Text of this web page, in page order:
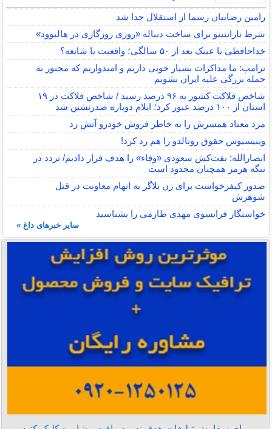
رامین رضاییان رسما از استقلال جدا شد
شرط تارانتینو برای ساخت دنباله «روزی روزگاری در هالیوود»
خداحافظی با عینک بعد از ۵۰ سالگی؛ واقعیت یا شایعه؟
ترامپ: ما مذاکرات بسیار خوبی داریم و امیدواریم که مجبور به
حمله بزرگی علیه ایران نشویم
شاخص فلاکت کشور به ۹۶ درصد رسید / شاخص فلاکت در ۱۹
استان از ۱۰۰ درصد عبور کرد؛ ایلام دوباره صدرنشین شد
مرد معتاد همسرش را به خاطر فروش خودرو آتش زد
وینیسیوس حقوق رونالدو را هم رد کرد!
انصارالله: نفت‌کش سعودی «وفاء» را هدف قرار دادیم/ تردد در
تنگه هرمز همچنان محدود است
صدور کیفرخواست برای زن بلاگر به اتهام معاونت در قتل
شوهرش
خواستگار فرانسوی مهدی طارمی را بشناسید
سایر خبرهای داغ »